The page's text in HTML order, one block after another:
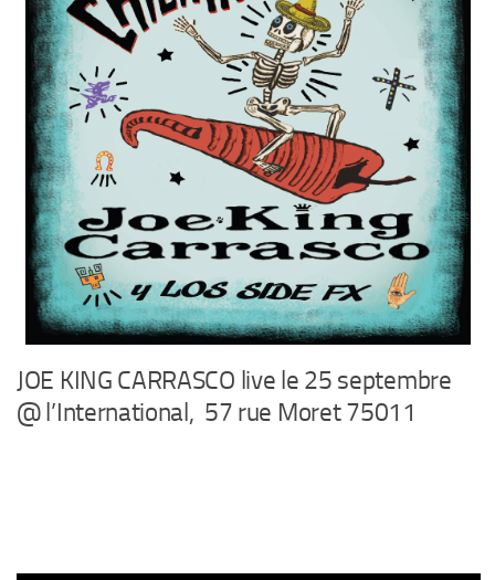
JOE KING CARRASCO live le 25 septembre
@ l’International, 57 rue Moret 75011